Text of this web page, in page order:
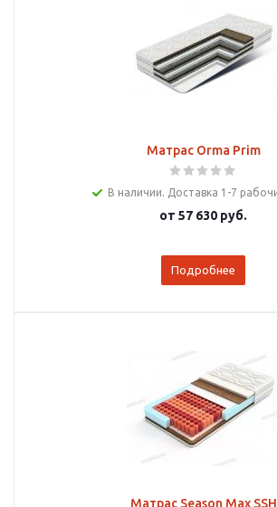
Матрас Orma Prim
В наличии. Доставка 1-7
от 57 630 руб.
Подробнее
Матрас Season Max SSH